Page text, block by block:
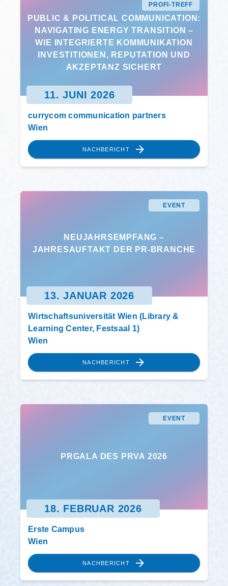
PROFI-TREFF
PUBLIC & POLITICAL COMMUNICATION:
NAVIGATING ENERGY TRANSITION –
WIE INTEGRIERTE KOMMUNIKATION
INVESTITIONEN, REPUTATION UND
AKZEPTANZ SICHERT
11. JUNI 2026
currycom communication partners
Wien
NACHBERICHT
EVENT
NEUJAHRSEMPFANG –
JAHRESAUFTAKT DER PR-BRANCHE
13. JANUAR 2026
Wirtschaftsuniversität Wien (Library &
Learning Center, Festsaal 1)
Wien
NACHBERICHT
EVENT
PRGALA DES PRVA 2026
18. FEBRUAR 2026
Erste Campus
Wien
NACHBERICHT